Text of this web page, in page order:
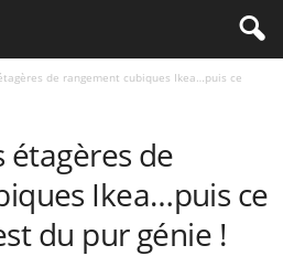
de rangement cubiques Ikea…puis ce
étagères de
Ikea…puis ce
du pur génie !